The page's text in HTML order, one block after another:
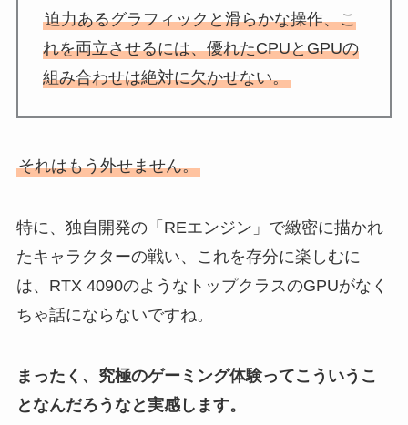
迫力あるグラフィックと滑らかな操作、こ
れを両立させるには、優れたCPUとGPUの
組み合わせは絶対に欠かせない。
それはもう外せません。
特に、独自開発の「REエンジン」で緻密に描かれ
たキャラクターの戦い、これを存分に楽しむに
は、RTX 4090のようなトップクラスのGPUがなく
ちゃ話にならないですね。
まったく、究極のゲーミング体験ってこういうこ
となんだろうなと実感します。